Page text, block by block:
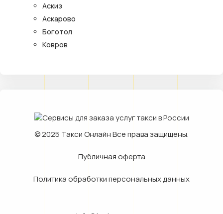
Аскиз
Аскарово
Боготол
Ковров
© 2025 Такси ОнлайнВсе права защищены.
Публичная оферта
Политика обработки персональных данных